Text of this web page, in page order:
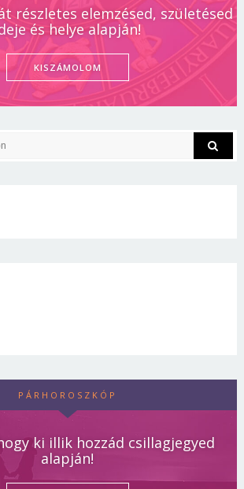
részletes elemzésed, születésed
és helye alapján!
KISZÁMOLOM
PÁRHOROSZKÓP
ki illik hozzád csillagjegyed
alapján!